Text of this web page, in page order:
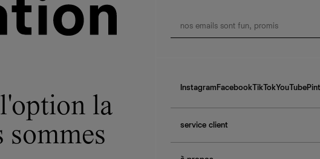
la
sommes
Instagram FacebookTikTokYouTube
service client